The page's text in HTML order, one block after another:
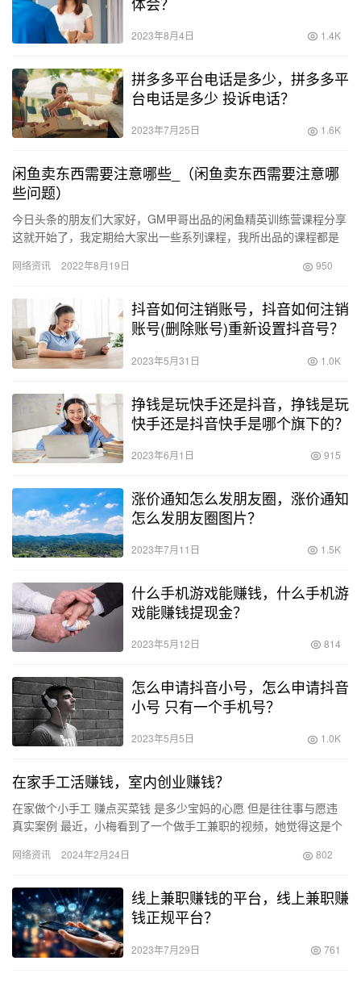
2023年8月4日 1.4K
拼多多平台电话是多少，拼多多平
台电话是多少 投诉电话？
2023年7月25日 1.6K
闲鱼卖东西需要注意哪些_（闲鱼卖东西需要注意哪
些问题）
今日头条的朋友们大家好，GM甲哥出品的闲鱼精英训练营课程分享
这就开始了，我定期给大家出一些系列课程，我所出品的课程都是
所…
网络资讯 2022年8月19日 950
抖音如何注销账号，抖音如何注销
账号(删除账号)重新设置抖音号？
2023年5月31日 1.0K
挣钱是玩快手还是抖音，挣钱是玩
快手还是抖音快手是哪个旗下的？
2023年6月1日 915
涨价通知怎么发朋友圈，涨价通知
怎么发朋友圈图片？
2023年7月11日 1.5K
什么手机游戏能赚钱，什么手机游
戏能赚钱提现金？
2023年5月12日 814
怎么申请抖音小号，怎么申请抖音
小号 只有一个手机号？
2023年5月5日 1.0K
在家手工活赚钱，室内创业赚钱？
在家做个小手工 赚点买菜钱 是多少宝妈的心愿 但是往往事与愿违
真实案例 最近，小梅看到了一个做手工兼职的视频，她觉得这是个
网络资讯 2024年2月24日 802
线上兼职赚钱的平台，线上兼职赚
钱正规平台？
2023年7月29日 761